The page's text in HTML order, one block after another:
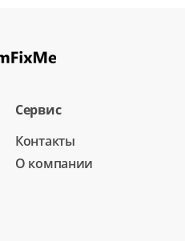
Сервис
Контакты
О компании